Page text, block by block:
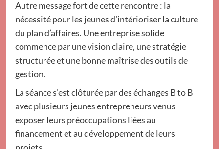
Autre message fort de cette rencontre : la
nécessité pour les jeunes d’intérioriser la culture
du plan d’affaires. Une entreprise solide
commence par une vision claire, une stratégie
structurée et une bonne maîtrise des outils de
gestion.
La séance s’est clôturée par des échanges B to B
avec plusieurs jeunes entrepreneurs venus
exposer leurs préoccupations liées au
financement et au développement de leurs